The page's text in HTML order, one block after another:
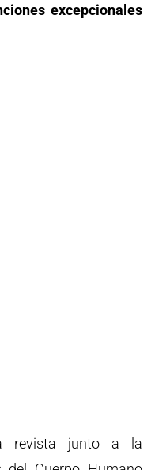
excepcionales
revista junto a la